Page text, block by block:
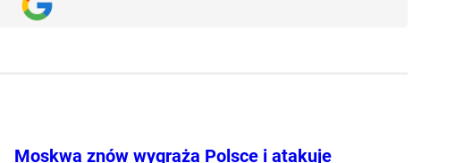
Moskwa znów wygraża Polsce i atakuje